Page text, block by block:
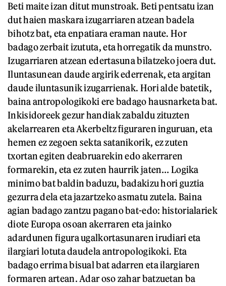
Beti maite izan ditut munstroak. Beti pentsatu izan
dut haien maskara izugarriaren atzean badela
bihotz bat, eta enpatiara eraman naute. Hor
badago zerbait izututa, eta horregatik da munstro.
Izugarriaren atzean edertasuna bilatzeko joera dut.
Iluntasunean daude argirik ederrenak, eta argitan
daude iluntasunik izugarrienak. Hori alde batetik,
baina antropologikoki ere badago hausnarketa bat.
Inkisidoreek gezur handiak zabaldu zituzten
akelarrearen eta Akerbeltz figuraren inguruan, eta
hemen ez zegoen sekta satanikorik, ez zuten
txortan egiten deabruarekin edo akerraren
formarekin, eta ez zuten haurrik jaten… Logika
minimo bat baldin baduzu, badakizu hori guztia
gezurra dela eta jazartzeko asmatu zutela. Baina
agian badago zantzu pagano bat-edo: historialariek
diote Europa osoan akerraren eta jainko
adardunen figura ugalkortasunaren irudiari eta
ilargiari lotuta daudela antropologikoki. Eta
badago errima bisual bat adarren eta ilargiaren
formaren artean. Adar oso zahar batzuetan ba